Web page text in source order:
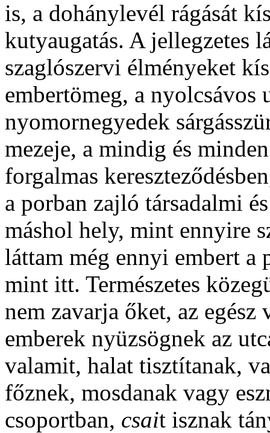
is, a dohánylevél rágását
kutyaugatás. A jellegzetes
szaglószervi élményeket
embertömeg, a nyolcsávos
nyomornegyedek
mezeje, a mindig és
forgalmas
a porban zajló társadalmi
máshol hely, mint ennyire
láttam még ennyi embert
mint itt. Természetes
nem zavarja őket, az
emberek nyüzsögnek az
valamit, halat tisztítanak,
főznek, mosdanak vagy
csoportban, csait isznak